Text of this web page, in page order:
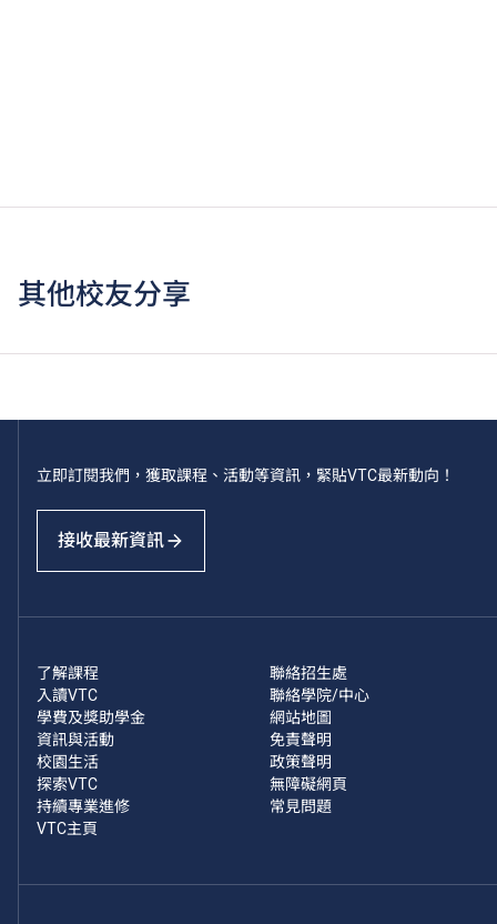
其他校友分享
立即訂閱我們，獲取課程、活動等資訊，緊貼VTC最新動向！
接收最新資訊
了解課程
入讀VTC
學費及獎助學金
資訊與活動
校園生活
探索VTC
持續專業進修
VTC主頁
聯絡招生處
聯絡學院/中心
網站地圖
免責聲明
政策聲明
無障礙網頁
常見問題